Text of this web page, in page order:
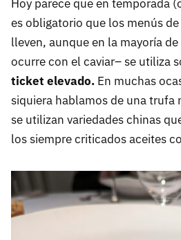
Hoy parece que en temporada
es obligatorio que los menús
lleven, aunque en la mayoría
ocurre con el caviar– se utiliza
ticket elevado. En muchas
siquiera hablamos de una trufa
se utilizan variedades chinas
los siempre criticados aceites